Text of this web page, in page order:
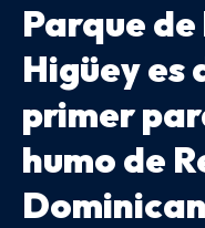
Parque
Higüey es
primer
humo de